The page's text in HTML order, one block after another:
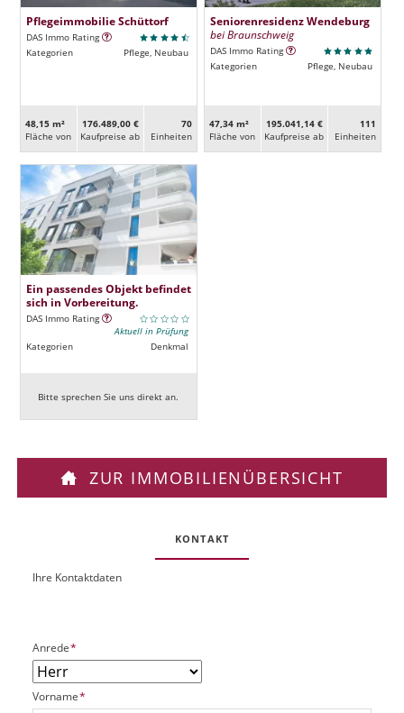
Pflegeimmobilie Schüttorf
DAS Immo Rating
Kategorien
Pflege, Neubau
48,15 m²
Fläche von
176.489,00 €
Kaufpreise ab
70
Ein­heiten
Seniorenresidenz Wendeburg
bei Braunschweig
DAS Immo Rating
Kategorien
Pflege, Neubau
47,34 m²
Fläche von
195.041,14 €
Kaufpreise ab
111
Ein­heiten
Ein passendes Objekt befindet
sich in Vorbereitung.
DAS Immo Rating
Aktuell in Prüfung
Kategorien
Denkmal
Bitte sprechen Sie uns direkt an.
ZUR IMMOBILIENÜBERSICHT
KONTAKT
O
k
P
UIhre Kontaktdaten
P
f
l
i
Anrede*
P
Vorname*